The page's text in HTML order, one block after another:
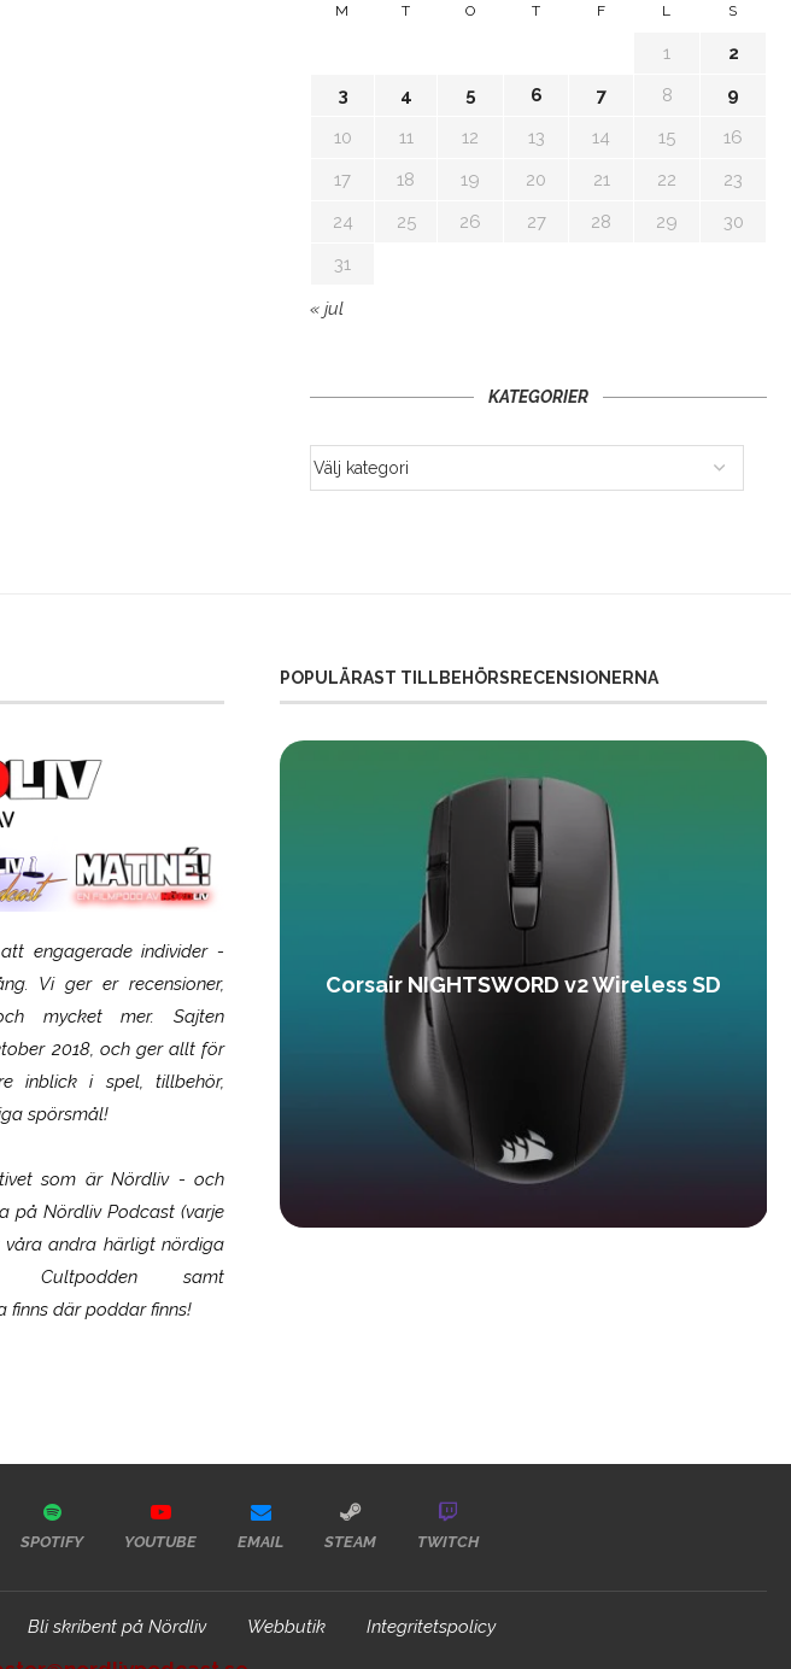
M T O T F L S
1
2
3
4 5 6 7 8
9
10
11 12 13 14 15
16
17
18 19 20 21 22
23
24
25 26 27 28 29
30
31
« jul
KATEGORIER
engagerade individer -
Vi ger er recensioner,
mycket mer. Sajten
2018, och ger allt för
inblick i spel, tillbehör,
spörsmål!
som ärNördliv- och
på Nördliv Podcast (varje
andra härligt nördiga
Cultpodden samt
finns där poddar finns!
POPULÄRAST TILLBEHÖRSRECENSIONERNA
Omega Corsair NIGHTSWORD v2 Wireless SD
SPOTIFY YOUTUBE EMAIL STEAM TWITCH
Bli skribent på Nördliv Webbutik Integritetspolicy